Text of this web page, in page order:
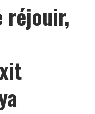
réjouir,